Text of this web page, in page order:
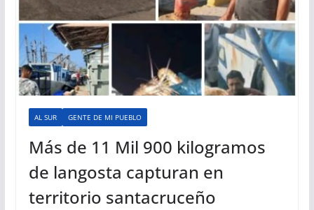
AL SUR GENTE DE MI PUEBLO
Más de 11 Mil 900 kilogramos
de langosta capturan en
territorio santacruceño